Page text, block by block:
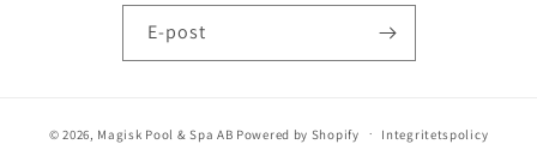
E-post
© 2026, Magisk Pool & Spa AB Powered by Shopify Integritetspolicy